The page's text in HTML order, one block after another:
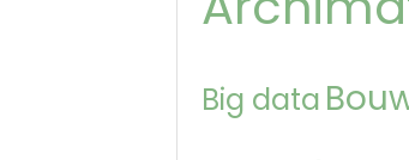
Big data